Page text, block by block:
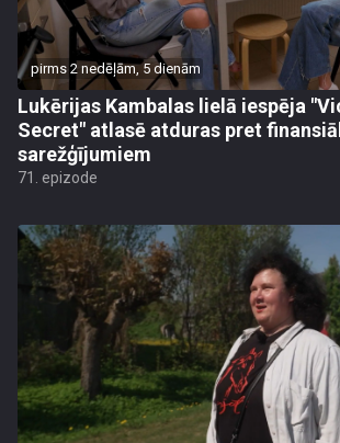
pirms 2 nedēļām, 5 dienām
Lukērijas Kambalas lielā iespēja
Secret" atlasē atduras pret
sarežģījumiem
71. epizode